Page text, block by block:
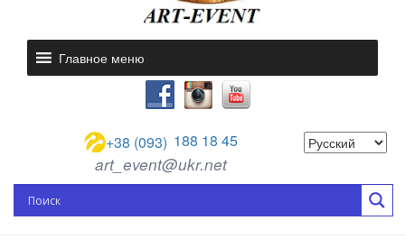
Главное меню
+38 (093) 188 18 45
art_event@ukr.net